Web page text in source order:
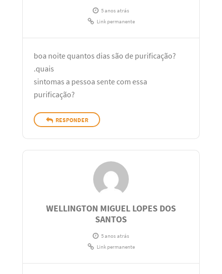
5 anos atrás
Link permanente
boa noite quantos dias são de purificação?
.quais
sintomas a pessoa sente com essa
purificação?
RESPONDER
WELLINGTON MIGUEL LOPES DOS
SANTOS
5 anos atrás
Link permanente